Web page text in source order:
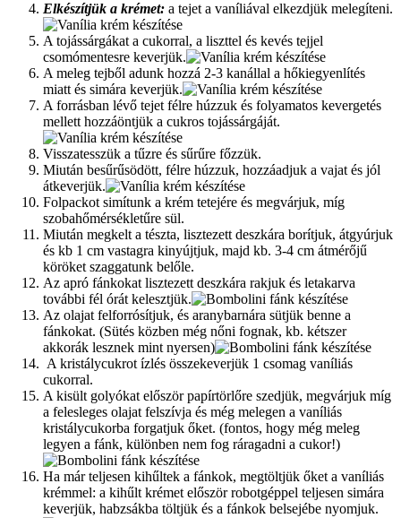
Elkészítjük a krémet: a tejet a vaníliával elkezdjük melegíteni.
A tojássárgákat a cukorral, a liszttel és kevés tejjel
csomómentesre keverjük.
A meleg tejből adunk hozzá 2-3 kanállal a hőkiegyenlítés
miatt és simára keverjük.
A forrásban lévő tejet félre húzzuk és folyamatos kevergetés
mellett hozzáöntjük a cukros tojássárgáját.
Visszatesszük a tűzre és sűrűre főzzük.
Miután besűrűsödött, félre húzzuk, hozzáadjuk a vajat és jól
átkeverjük.
Folpackot simítunk a krém tetejére és megvárjuk, míg
szobahőmérsékletűre sül.
Miután megkelt a tészta, lisztezett deszkára borítjuk, átgyúrjuk
és kb 1 cm vastagra kinyújtjuk, majd kb. 3-4 cm átmérőjű
köröket szaggatunk belőle.
Az apró fánkokat lisztezett deszkára rakjuk és letakarva
további fél órát kelesztjük.
Az olajat felforrósítjuk, és aranybarnára sütjük benne a
fánkokat. (Sütés közben még nőni fognak, kb. kétszer
akkorák lesznek mint nyersen)
A kristálycukrot ízlés összekeverjük 1 csomag vaníliás
cukorral.
A kisült golyókat először papírtörlőre szedjük, megvárjuk míg
a felesleges olajat felszívja és még melegen a vaníliás
kristálycukorba forgatjuk őket. (fontos, hogy még meleg
legyen a fánk, különben nem fog ráragadni a cukor!)
Ha már teljesen kihűltek a fánkok, megtöltjük őket a vaníliás
krémmel: a kihűlt krémet először robotgéppel teljesen simára
keverjük, habzsákba töltjük és a fánkok belsejébe nyomjuk.